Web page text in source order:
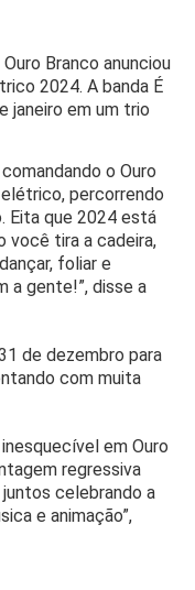
Branco anunciou
2024. A banda É
janeiro em um trio
o Ouro
percorrendo
Eita que 2024 está
você tira a cadeira,
foliar e
a gente!”, disse a
de dezembro para
com muita
em Ouro
regressiva
celebrando a
e animação”,